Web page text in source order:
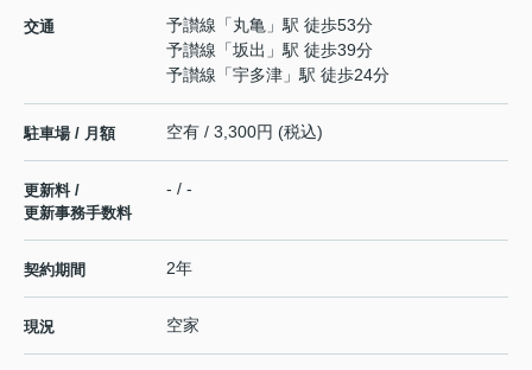
交通 予讃線 「丸亀 」駅 徒歩53分
予讃線 「坂出 」駅 徒歩39分
予讃線 「宇多津 」駅 徒歩24分
駐車場 / 月額 空有 / 3,300円 (税込)
更新料 /
更新事務手数料
- / -
契約期間 2年
現況 空家